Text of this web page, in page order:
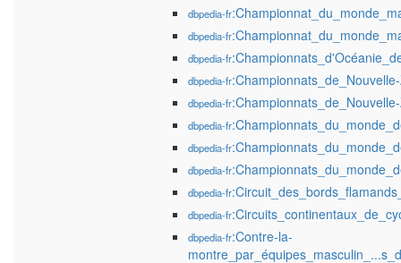
dbpedia-fr
dbpedia-fr
dbpedia-fr
dbpedia-fr
dbpedia-fr
dbpedia-fr
dbpedia-fr
dbpedia-fr
dbpedia-fr
dbpedia-fr
dbpedia-fr:Contre-la-